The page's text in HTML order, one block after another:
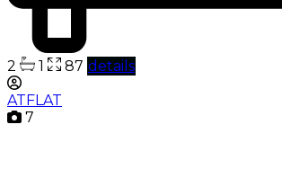
2 1 87 details
ATFLAT
7